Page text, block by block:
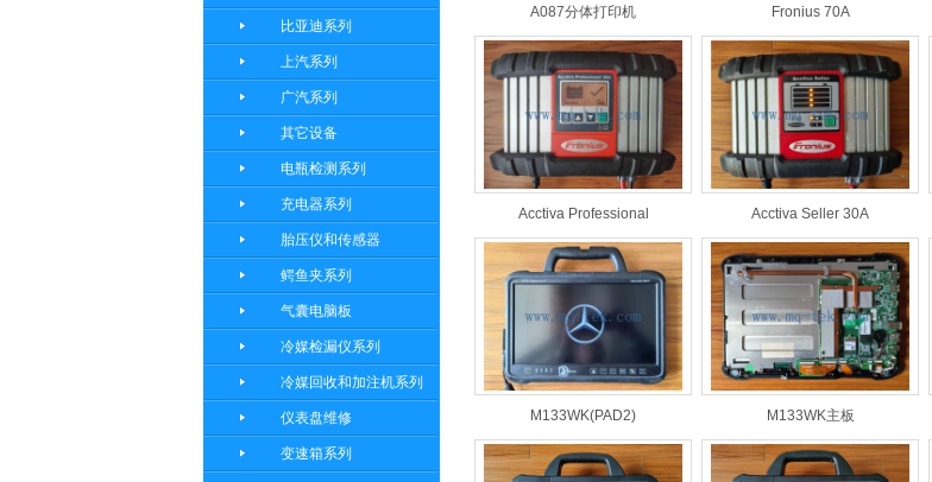
比亚迪系列
上汽系列
广汽系列
其它设备
电瓶检测系列
充电器系列
胎压仪和传感器
鳄鱼夹系列
气囊电脑板
冷媒检漏仪系列
冷媒回收和加注机系列
仪表盘维修
变速箱系列
A087分体打印机 Fronius 70A
Acctiva Professional Acctiva Seller 30A
M133WK(PAD2) M133WK主板